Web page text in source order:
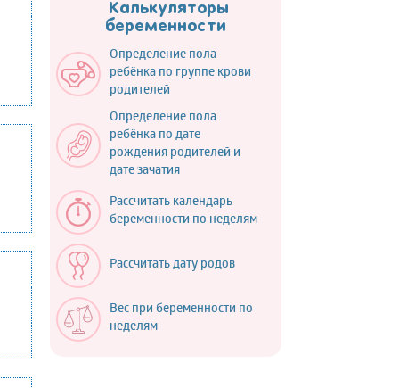
Калькуляторы
беременности
Определение пола
ребёнка по группе крови
родителей
Определение пола
ребёнка по дате
рождения родителей и
дате зачатия
Рассчитать календарь
беременности по неделям
Рассчитать дату родов
Вес при беременности по
неделям